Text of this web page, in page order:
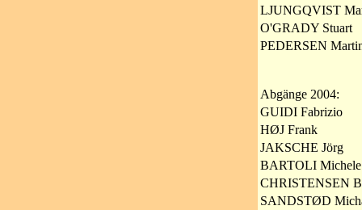
LJUNGQVIST
O'GRADY Stuart
PEDERSEN
Abgänge 2004:
GUIDI Fabrizio
HØJ Frank
JAKSCHE Jörg
BARTOLI Michele
CHRISTENSEN
SANDSTØD